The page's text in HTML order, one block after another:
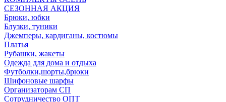
СЕЗОННАЯ АКЦИЯ
Брюки, юбки
Блузки, туники
Джемперы, кардиганы, костюмы
Платья
Рубашки, жакеты
Одежда для дома и отдыха
Футболки,шорты,брюки
Шифоновые шарфы
Организаторам СП
Сотрудничество ОПТ